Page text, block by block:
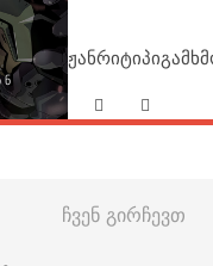
ჟანრიტიპი
ᲩᲕᲔᲜ ᲒᲘᲠᲩᲔᲕᲗ